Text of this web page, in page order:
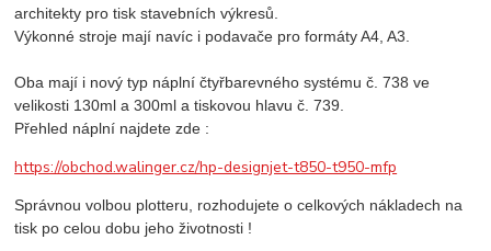
architekty pro tisk stavebních výkresů.
Výkonné stroje mají navíc i podavače pro formáty A4, A3.
Oba mají i nový typ náplní čtyřbarevného systému č. 738 ve
velikosti 130ml a 300ml a tiskovou hlavu č. 739.
Přehled náplní najdete zde :
https://obchod.walinger.cz/hp-designjet-t850-t950-mfp
Správnou volbou plotteru, rozhodujete o celkových nákladech na
tisk po celou dobu jeho životnosti !